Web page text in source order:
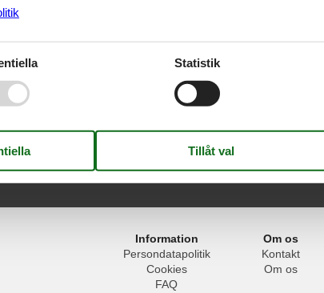
kommer du alltid att hitta det största urvalet av vackert
Lisboa
Information
Persondatapolitik
Cookies
FAQ
Om os
Kontakt
Om os
Statistik